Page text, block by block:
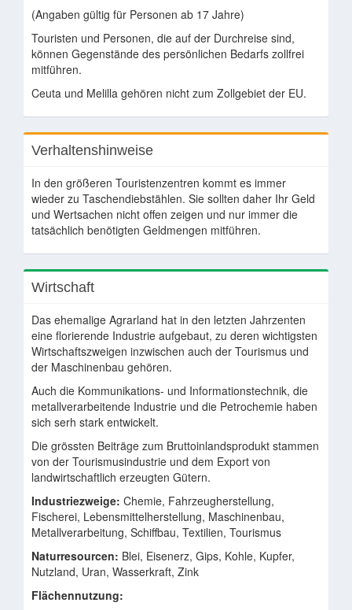
(Angaben gültig für Personen ab 17 Jahre)
Touristen und Personen, die auf der Durchreise sind,
können Gegenstände des persönlichen Bedarfs zollfrei
mitführen.
Ceuta und Melilla gehören nicht zum Zollgebiet der EU.
Verhaltenshinweise
In den größeren Touristenzentren kommt es immer
wieder zu Taschendiebstählen. Sie sollten daher Ihr Geld
und Wertsachen nicht offen zeigen und nur immer die
tatsächlich benötigten Geldmengen mitführen.
Wirtschaft
Das ehemalige Agrarland hat in den letzten Jahrzenten
eine florierende Industrie aufgebaut, zu deren wichtigsten
Wirtschaftszweigen inzwischen auch der Tourismus und
der Maschinenbau gehören.
Auch die Kommunikations- und Informationstechnik, die
metallverarbeitende Industrie und die Petrochemie haben
sich serh stark entwickelt.
Die grössten Beiträge zum Bruttoinlandsprodukt stammen
von der Tourismusindustrie und dem Export von
landwirtschaftlich erzeugten Gütern.
Industriezweige: Chemie, Fahrzeugherstellung,
Fischerei, Lebensmittelherstellung, Maschinenbau,
Metallverarbeitung, Schiffbau, Textilien, Tourismus
Naturresourcen: Blei, Eisenerz, Gips, Kohle, Kupfer,
Nutzland, Uran, Wasserkraft, Zink
Flächennutzung: